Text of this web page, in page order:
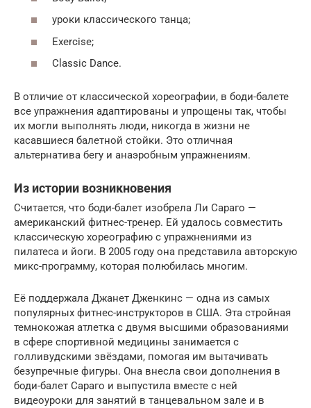
уроки классического танца;
Exercise;
Classic Dance.
В отличие от классической хореографии, в боди-балете
все упражнения адаптированы и упрощены так, чтобы
их могли выполнять люди, никогда в жизни не
касавшиеся балетной стойки. Это отличная
альтернатива бегу и анаэробным упражнениям.
Из истории возникновения
Считается, что боди-балет изобрела Ли Сараго —
американский фитнес-тренер. Ей удалось совместить
классическую хореографию с упражнениями из
пилатеса и йоги. В 2005 году она представила авторскую
микс-программу, которая полюбилась многим.
Её поддержала Джанет Дженкинс — одна из самых
популярных фитнес-инструкторов в США. Эта стройная
темнокожая атлетка с двумя высшими образованиями
в сфере спортивной медицины занимается с
голливудскими звёздами, помогая им вытачивать
безупречные фигуры. Она внесла свои дополнения в
боди-балет Сараго и выпустила вместе с ней
видеоуроки для занятий в танцевальном зале и в